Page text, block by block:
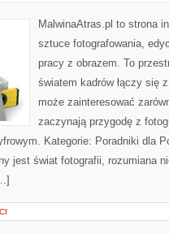
MalwinaAtras.pl to strona
sztuce fotografowania,
pracy z obrazem. To
światem kadrów łączy się
może zainteresować
zaczynają przygodę z
Kategorie: Poradniki dla
jest świat fotografii, rozumiana